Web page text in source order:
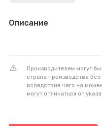
Описание
Производителем могут
страна производства
вследствие чего на
могут отличаться от